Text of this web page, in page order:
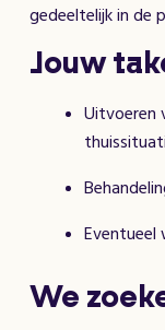
gedeeltelijk in de
Jouw
Uitvoeren
Eventueel
We